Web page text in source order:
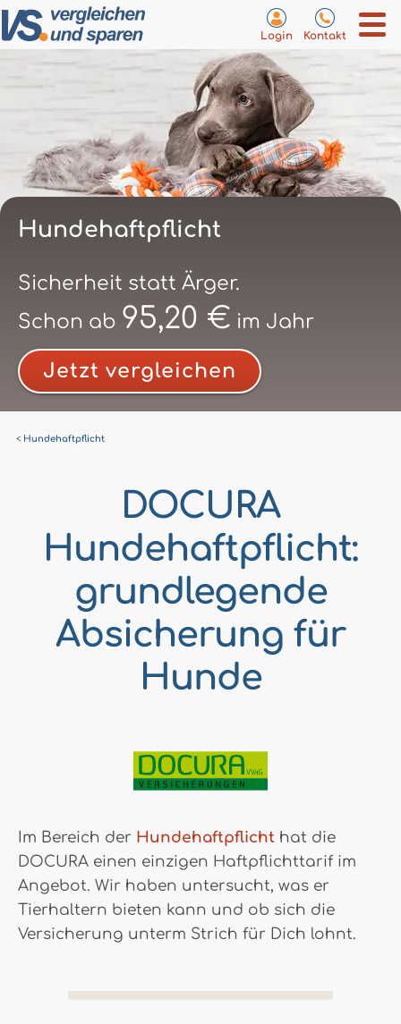
Login Kontakt
Hundehaftpflicht
Sicherheit statt Ärger.
Schon ab 95,20 € im Jahr
Jetzt vergleichen
Hundehaftpflicht
DOCURA
Hundehaftpflicht:
grundlegende
Absicherung für
Hunde
Im Bereich der Hundehaftpflicht hat die
DOCURA einen einzigen Haftpflichttarif im
Angebot. Wir haben untersucht, was er
Tierhaltern bieten kann und ob sich die
Versicherung unterm Strich für Dich lohnt.